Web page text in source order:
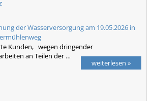
der Wasserversorgung am 19.05.2026 in
Kunden, wegen dringender
an Teilen der …
weiterlesen »